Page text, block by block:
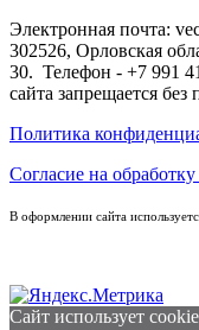
Электронная почта:
302526, Орловская
30. Телефон - +7 991
сайта запрещается
Политика
Согласие на
В оформлении сайта
Сайт использует